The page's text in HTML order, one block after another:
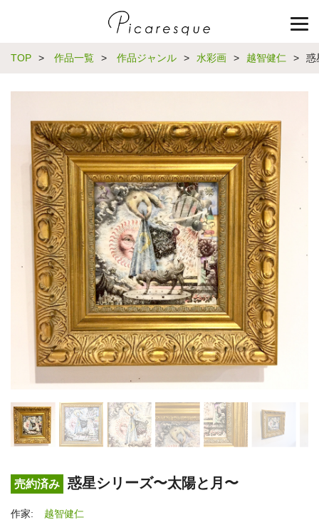
TOP > 作品一覧 > 作品ジャンル > 水彩画 > 越智健仁 > 惑
売約済み 惑星シリーズ〜太陽と月〜
作家: 越智健仁